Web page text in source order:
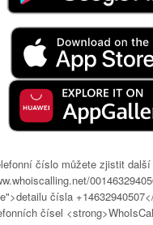
číslo můžete zjistit
čísla
čísel